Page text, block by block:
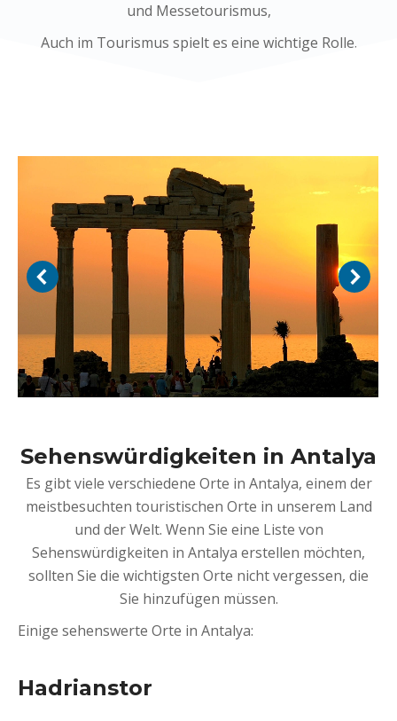
und Messetourismus,
Auch im Tourismus spielt es eine wichtige Rolle.
Sehenswürdigkeiten in Antalya
Es gibt viele verschiedene Orte in Antalya, einem der
meistbesuchten touristischen Orte in unserem Land
und der Welt. Wenn Sie eine Liste von
Sehenswürdigkeiten in Antalya erstellen möchten,
sollten Sie die wichtigsten Orte nicht vergessen, die
Sie hinzufügen müssen.
Einige sehenswerte Orte in Antalya:
Hadrianstor